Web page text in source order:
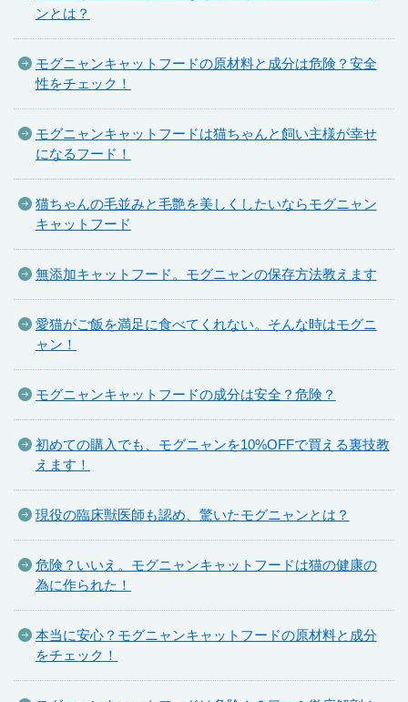
ンとは？
モグニャンキャットフードの原材料と成分は危険？安全
性をチェック！
モグニャンキャットフードは猫ちゃんと飼い主様が幸せ
になるフード！
猫ちゃんの毛並みと毛艶を美しくしたいならモグニャン
キャットフード
無添加キャットフード。モグニャンの保存方法教えます
愛猫がご飯を満足に食べてくれない。そんな時はモグニ
ャン！
モグニャンキャットフードの成分は安全？危険？
初めての購入でも、モグニャンを10%OFFで買える裏技教
えます！
現役の臨床獣医師も認め、驚いたモグニャンとは？
危険？いいえ。モグニャンキャットフードは猫の健康の
為に作られた！
本当に安心？モグニャンキャットフードの原材料と成分
をチェック！